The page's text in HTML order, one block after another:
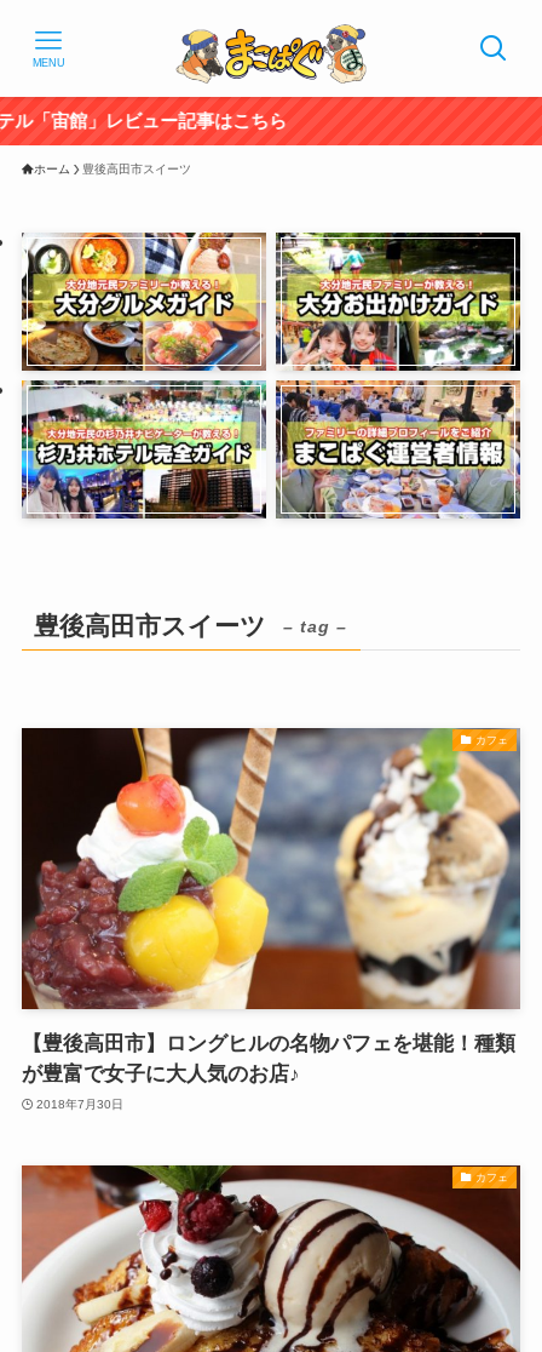
MENU
」レビュー記事はこちら
ホーム 豊後高田市スイーツ
豊後高田市スイーツ – tag –
カフェ
【豊後高田市】ロングヒルの名物パフェを堪能！種類
が豊富で女子に大人気のお店♪
2018年7月30日
カフェ